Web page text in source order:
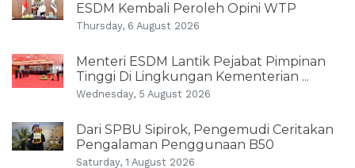
ESDM Kembali Peroleh Opini WTP
Thursday, 6 August 2026
Menteri ESDM Lantik Pejabat Pimpinan
Tinggi Di Lingkungan Kementerian ...
Wednesday, 5 August 2026
Dari SPBU Sipirok, Pengemudi Ceritakan
Pengalaman Penggunaan B50
Saturday, 1 August 2026